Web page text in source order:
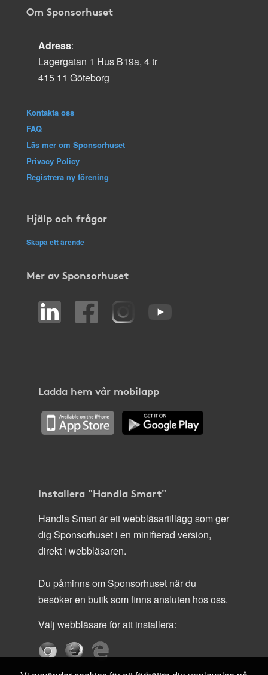
Om Sponsorhuset
Adress:
Lagergatan 1 Hus B19a, 4 tr
415 11 Göteborg
Kontakta oss
FAQ
Läs mer om Sponsorhuset
Privacy Policy
Registrera ny förening
Hjälp och frågor
Skapa ett ärende
Mer av Sponsorhuset
Ladda hem vår mobilapp
Installera "Handla Smart"
Handla Smart är ett webbläsartillägg som ger
dig Sponsorhuset i en minifierad version,
direkt i webbläsaren.
Du påminns om Sponsorhuset när du
besöker en butik som finns ansluten hos oss.
Välj webbläsare för att installera: